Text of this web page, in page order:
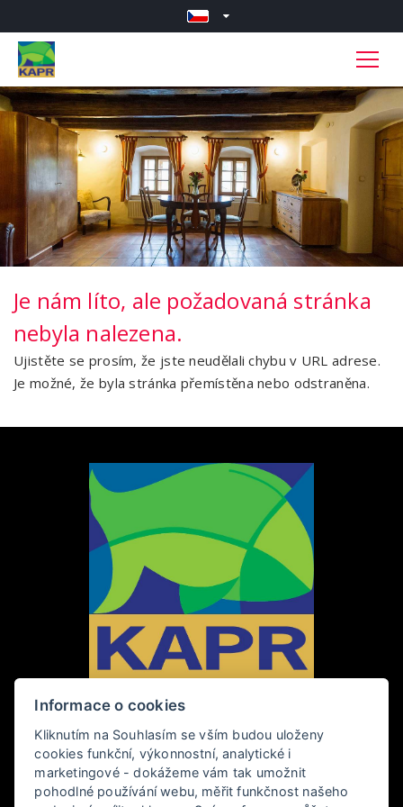
Je nám líto, ale požadovaná stránka
nebyla nalezena.
Ujistěte se prosím, že jste neudělali chybu v URL adrese.
Je možné, že byla stránka přemístěna nebo odstraněna.
PENZION KAPR
Rybářská 28, 381 01 Český Krumlov
Informace o cookies
Kliknutím na Souhlasím se vším budou uloženy
cookies funkční, výkonnostní, analytické i
marketingové - dokážeme vám tak umožnit
pohodlné používání webu, měřit funkčnost našeho